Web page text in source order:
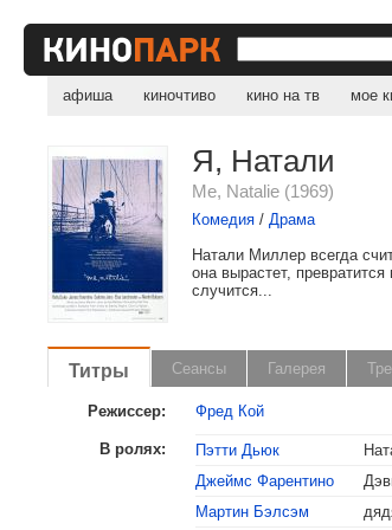
афиша киночтиво кино на тв мое
Я, Натали
Me, Natalie (1969)
Комедия /Драма
Натали Миллер всегда
она вырастет,
случится...
Титры Сеансы Галерея
Режиссер: Фред Кой
В ролях: Пэтти Дьюк
Джеймс Фарентино
Мартин Бэлсэм